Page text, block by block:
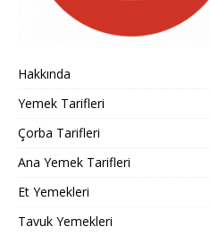
Hakkında
Yemek Tarifleri
Çorba Tarifleri
Ana Yemek Tarifleri
Et Yemekleri
Tavuk Yemekleri